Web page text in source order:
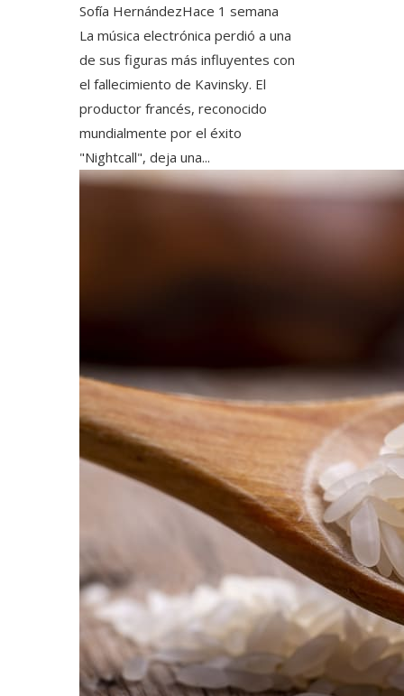
Sofía HernándezHace 1 semana
La música electrónica perdió a una
de sus figuras más influyentes con
el fallecimiento de Kavinsky. El
productor francés, reconocido
mundialmente por el éxito
"Nightcall", deja una...